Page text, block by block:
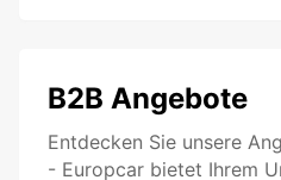
B2B Angebote
Entdecken Sie unsere
- Europcar bietet Ihrem